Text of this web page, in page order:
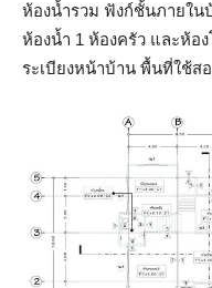
ห้องน้ำรวม ฟังก์ชั้นภายใน
ห้องน้ำ 1 ห้องครัว และห้อ
ระเบียงหน้าบ้าน พื้นที่ใช้ส